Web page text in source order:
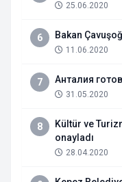
25.06.2020
6 Bakan
11.06.2020
7 Анталия
31.05.2020
8
Kültür ve
onayladı
28.04.2020